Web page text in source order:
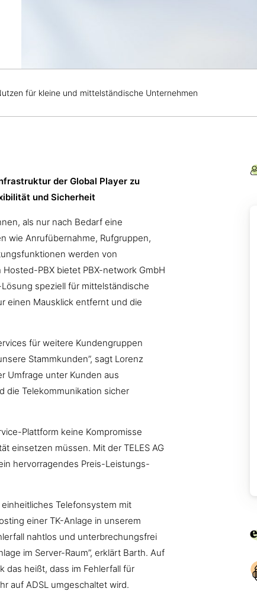
für kleine und mittelständische Unternehmen
der Global Player zu
und Sicherheit
als nur nach Bedarf eine
wie Anrufübernahme, Rufgruppen,
werden von
PBX bietet PBX-network GmbH
speziell für mittelständische
einen Mausklick entfernt und die
für weitere Kundengruppen
Stammkunden”, sagt Lorenz
Umfrage unter Kunden aus
die Telekommunikation sicher
Plattform keine Kompromisse
einsetzen müssen. Mit der TELES AG
hervorragendes Preis-Leistungs-
Telefonsystem mit
einer TK-Anlage in unserem
nahtlos und unterbrechungsfrei
im Server-Raum”, erklärt Barth. Auf
das heißt, dass im Fehlerfall für
auf ADSL umgeschaltet wird.